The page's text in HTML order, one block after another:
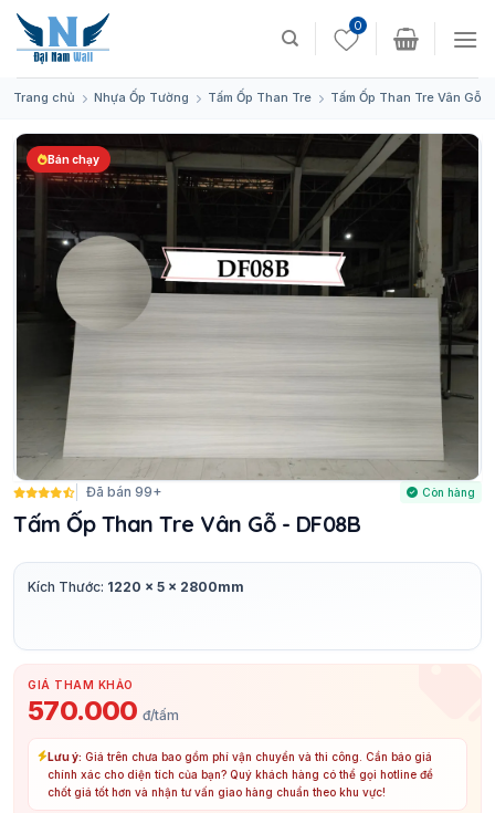
Skip
content
0
Trang chủ Nhựa Ốp Tường Tấm Ốp Than Tre Tấm Ốp Than Tre Vân Gỗ
Bán chạy
Đã bán 99+ Còn hàng
Tấm Ốp Than Tre Vân Gỗ - DF08B
Kích Thước: 1220 x 5 x 2800mm
GIÁ THAM KHẢO
570.000 đ/tấm
Lưu ý: Giá trên chưa bao gồm phí vận chuyển và thi công. Cần báo giá
chính xác cho diện tích của bạn? Quý khách hàng có thể gọi hotline để
chốt giá tốt hơn và nhận tư vấn giao hàng chuẩn theo khu vực!